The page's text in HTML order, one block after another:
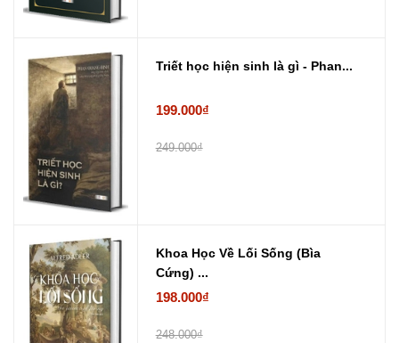
Triết học hiện sinh là gì - Phan...
199.000₫
249.000₫
Khoa Học Về Lối Sống (Bìa
Cứng) ...
198.000₫
248.000₫